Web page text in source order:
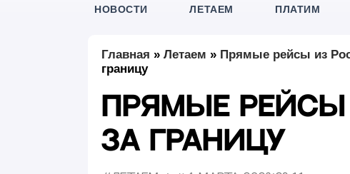
НОВОСТИ ЛЕТАЕМ ПЛАТИМ
Главная » Летаем » Прямые рейсы из
границу
Прямые
за границу